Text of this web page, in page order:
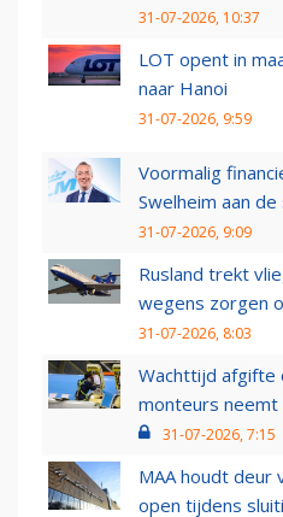
31-07-2026, 10:37
LOT opent in
naar Hanoi
31-07-2026, 9:59
Voormalig
Swelheim aan
31-07-2026, 9:09
Rusland trekt
wegens zorgen
31-07-2026, 8:03
Wachttijd afgifte
monteurs
31-07-2026, 7:15
MAA houdt deur
open tijdens